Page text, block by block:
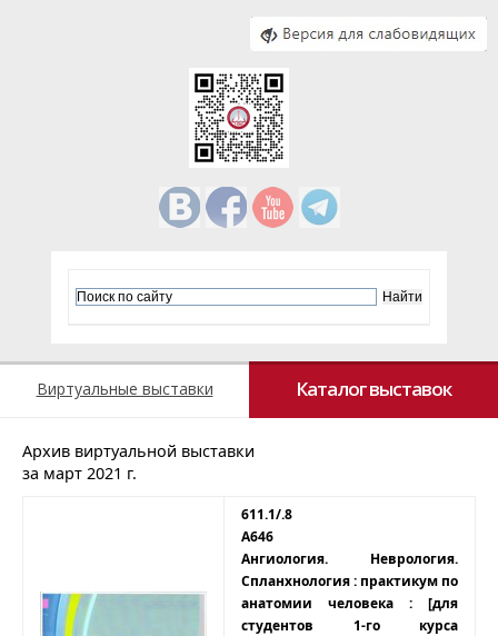
Виртуальные выставки Каталог выставок
Архив виртуальной выставки
за март 2021 г.
611.1/.8
А646
Ангиология. Неврология.
Спланхнология : практикум по
анатомии человека : [для
студентов 1-го курса